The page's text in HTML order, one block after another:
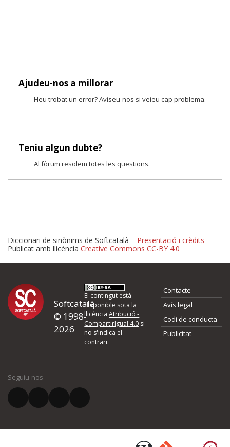
Ajudeu-nos a millorar
Heu trobat un error? Aviseu-nos si veieu cap problema.
Teniu algun dubte?
Al fòrum resolem totes les qüestions.
Proposeu-nos millores o
d'errors
Si heu trobat un error o voleu proposar alguna millora, ompliu els
quina és la millora que proposeu o l'error del qual voleu informar-
El vostre correu electrònic *
Diccionari de sinònims de Softcatalà – Presentació i crèdits –
Publicat amb llicència Creative Commons CC-BY 4.0
Softcatalà
© 1998-
2026
El contingut està
disponible sota la
llicènciaAtribució -
CompartirIgual 4.0 si
no s'indica el
contrari.
Contacte
Avís legal
Codi de conducta
Publicitat
Seguiu-nos